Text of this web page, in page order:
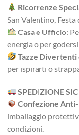
Ricorrenze
San Valentino,
Casa e Ufficio:
energia o per
Tazze Divertenti
per ispirarti o
SPEDIZIONE
Confezione
imballaggio
condizioni.